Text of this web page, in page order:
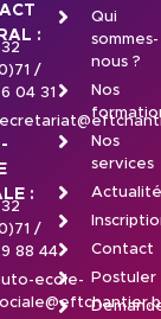
:
/
04 31
:
/
88 44
ecole-
Qui
sommes-
nous ?
Nos
Nos
services
Contact
Postuler